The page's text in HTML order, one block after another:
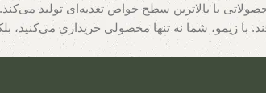
با بالاترین سطح خواص تغذیه‌ای تولید
با زیمو، شما نه تنها محصولی خریداری می‌کنید،